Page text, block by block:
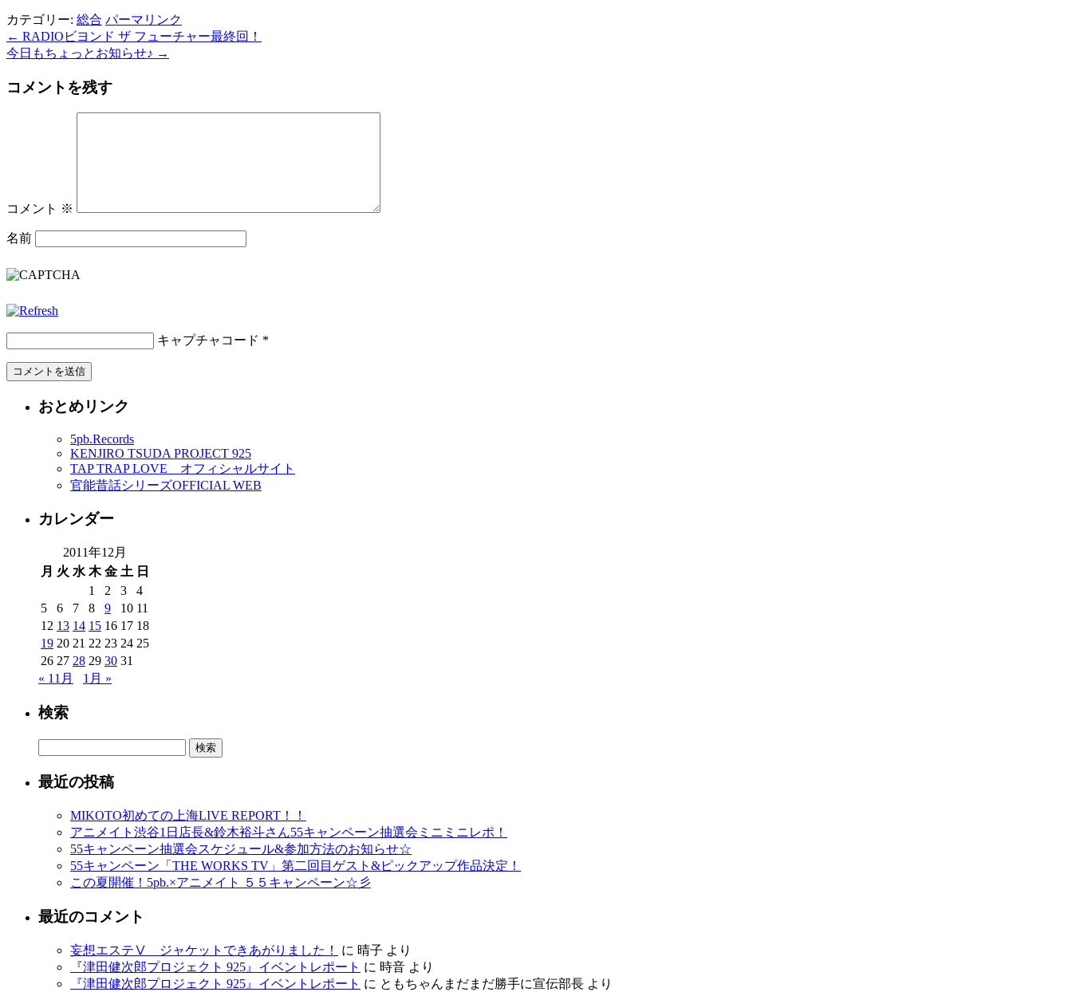
カテゴリー: 総合 パーマリンク
← RADIOビヨンド ザ フューチャー最終回！
今日もちょっとお知らせ♪ →
コメントを残す
コメント ※
名前
キャプチャコード *
おとめリンク
5pb.Records
KENJIRO TSUDA PROJECT 925
TAP TRAP LOVE オフィシャルサイト
官能昔話シリーズOFFICIAL WEB
カレンダー
2011年12月
月 火 水 木 金 土 日
1
2 3
4
5
6 7 8 9 10 11
12 13 14 15 16 17 18
19 20 21 22 23 24 25
26 27 28 29 30 31
« 11月
1月 »
検索
最近の投稿
MIKOTO初めての上海LIVE REPORT！！
アニメイト渋谷1日店長&鈴木裕斗さん55キャンペーン抽選会ミニミニレポ！
55キャンペーン抽選会スケジュール&参加方法のお知らせ☆
55キャンペーン「THE WORKS TV」第二回目ゲスト&ピックアップ作品決定！
この夏開催！5pb.×アニメイト ５５キャンペーン☆彡
最近のコメント
妄想エステⅤ ジャケットできあがりました！ に 晴子 より
『津田健次郎プロジェクト 925』イベントレポート に 時音 より
『津田健次郎プロジェクト 925』イベントレポート に ともちゃんまだまだ勝手に宣伝部長 より